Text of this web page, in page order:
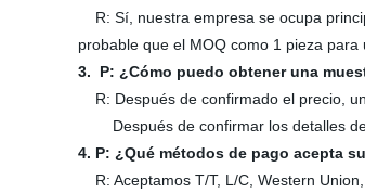
R: Sí, nuestra empresa se ocupa
probable que el MOQ como 1 pieza para
3.
P: ¿Cómo puedo obtener una
R: Después de confirmado el precio,
Después de confirmar los detalles de
4. P: ¿Qué métodos de pago acepta
R: Aceptamos T/T, L/C, Western Union,